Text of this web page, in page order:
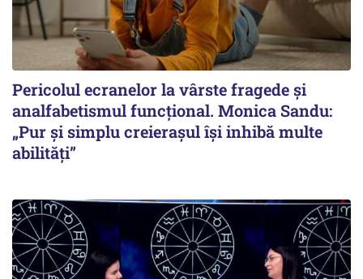
Pericolul ecranelor la vârste fragede și
analfabetismul funcțional. Monica Sandu:
„Pur și simplu creierașul își inhibă multe
abilități”